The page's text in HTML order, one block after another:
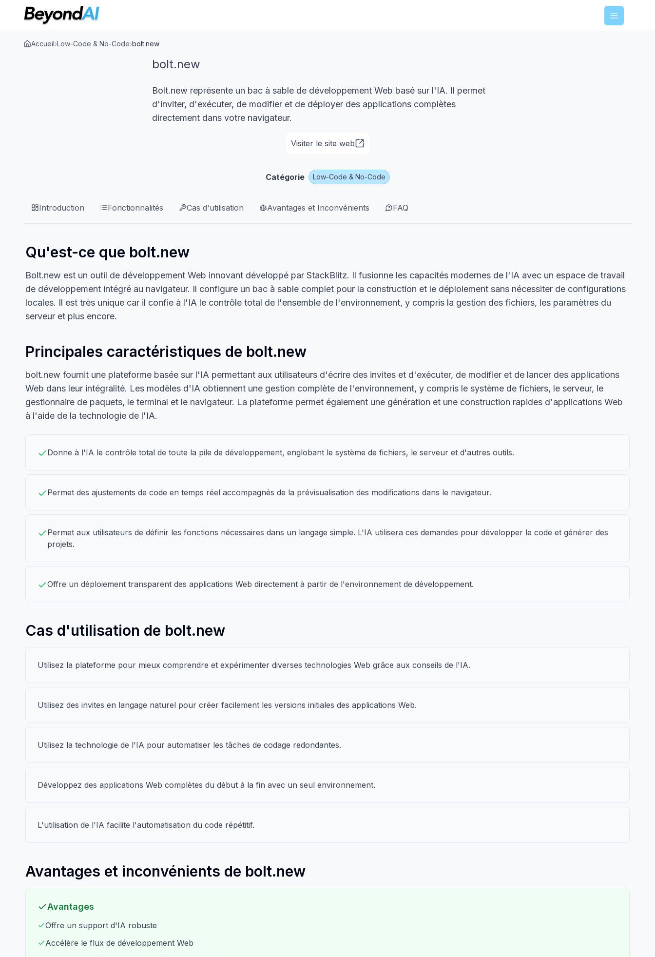
Menu
Accueil›Low-Code & No-Code›bolt.new
bolt.new
Bolt.new représente un bac à sable de développement Web basé sur l'IA. Il permet
d'inviter, d'exécuter, de modifier et de déployer des applications complètes
directement dans votre navigateur.
Visiter le site web
Catégorie Low-Code & No-Code
Introduction Fonctionnalités Cas d'utilisation Avantages et Inconvénients FAQ
Qu'est-ce que bolt.new
Bolt.new est un outil de développement Web innovant développé par StackBlitz. Il fusionne les capacités modernes de l'IA avec un espace de travail
de développement intégré au navigateur. Il configure un bac à sable complet pour la construction et le déploiement sans nécessiter de configurations
locales. Il est très unique car il confie à l'IA le contrôle total de l'ensemble de l'environnement, y compris la gestion des fichiers, les paramètres du
serveur et plus encore.
Principales caractéristiques de bolt.new
bolt.new fournit une plateforme basée sur l'IA permettant aux utilisateurs d'écrire des invites et d'exécuter, de modifier et de lancer des applications
Web dans leur intégralité. Les modèles d'IA obtiennent une gestion complète de l'environnement, y compris le système de fichiers, le serveur, le
gestionnaire de paquets, le terminal et le navigateur. La plateforme permet également une génération et une construction rapides d'applications Web
à l'aide de la technologie de l'IA.
Donne à l'IA le contrôle total de toute la pile de développement, englobant le système de fichiers, le serveur et d'autres outils.
Permet des ajustements de code en temps réel accompagnés de la prévisualisation des modifications dans le navigateur.
Permet aux utilisateurs de définir les fonctions nécessaires dans un langage simple. L'IA utilisera ces demandes pour développer le code et générer des
projets.
Offre un déploiement transparent des applications Web directement à partir de l'environnement de développement.
Cas d'utilisation de bolt.new
Utilisez la plateforme pour mieux comprendre et expérimenter diverses technologies Web grâce aux conseils de l'IA.
Utilisez des invites en langage naturel pour créer facilement les versions initiales des applications Web.
Utilisez la technologie de l'IA pour automatiser les tâches de codage redondantes.
Développez des applications Web complètes du début à la fin avec un seul environnement.
L'utilisation de l'IA facilite l'automatisation du code répétitif.
Avantages et inconvénients de bolt.new
Avantages
Offre un support d'IA robuste
Accélère le flux de développement Web